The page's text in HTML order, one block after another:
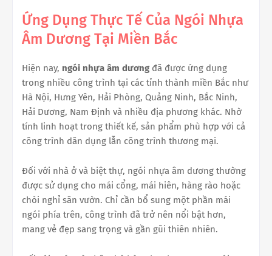
Ứng Dụng Thực Tế Của Ngói Nhựa
Âm Dương Tại Miền Bắc
Hiện nay, ngói nhựa âm dương đã được ứng dụng
trong nhiều công trình tại các tỉnh thành miền Bắc như
Hà Nội, Hưng Yên, Hải Phòng, Quảng Ninh, Bắc Ninh,
Hải Dương, Nam Định và nhiều địa phương khác. Nhờ
tính linh hoạt trong thiết kế, sản phẩm phù hợp với cả
công trình dân dụng lẫn công trình thương mại.
Đối với nhà ở và biệt thự, ngói nhựa âm dương thường
được sử dụng cho mái cổng, mái hiên, hàng rào hoặc
chòi nghỉ sân vườn. Chỉ cần bổ sung một phần mái
ngói phía trên, công trình đã trở nên nổi bật hơn,
mang vẻ đẹp sang trọng và gần gũi thiên nhiên.